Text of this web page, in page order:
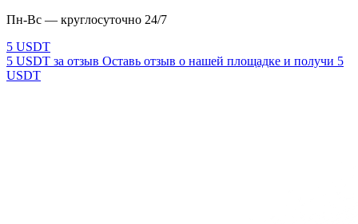
Пн-Вс — круглосуточно 24/7
5 USDT за отзыв Оставь отзыв о нашей площадке и получи 5
USDT